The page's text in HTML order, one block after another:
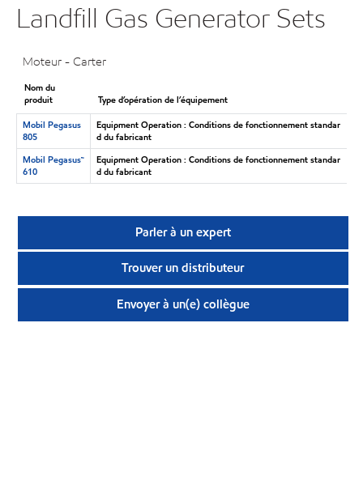
Landfill Gas Generator Sets
Moteur - Carter
Nom du
produit
Type d’opération de l’équipement
Mobil Pegasus
805
Equipment Operation : Conditions de fonctionnement standar
d du fabricant
Mobil Pegasus™
610
Equipment Operation : Conditions de fonctionnement standar
d du fabricant
Parler à un expert
Trouver un distributeur
Envoyer à un(e) collègue